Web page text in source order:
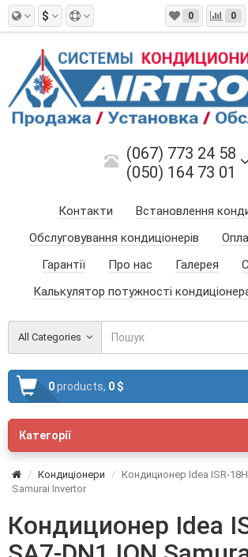
$ 0 0
(067) 773 24 58
(050) 164 73 01
Контакти
Встановлення
Обслуговування кондиціонерів
Гарантії
Про нас Галерея
Калькулятор потужності
All Categories
0products, 0 $
Категорії
Кондиціонери
Кондиционер Idea ISR-
Samurai Invertor
Кондиционер Idea